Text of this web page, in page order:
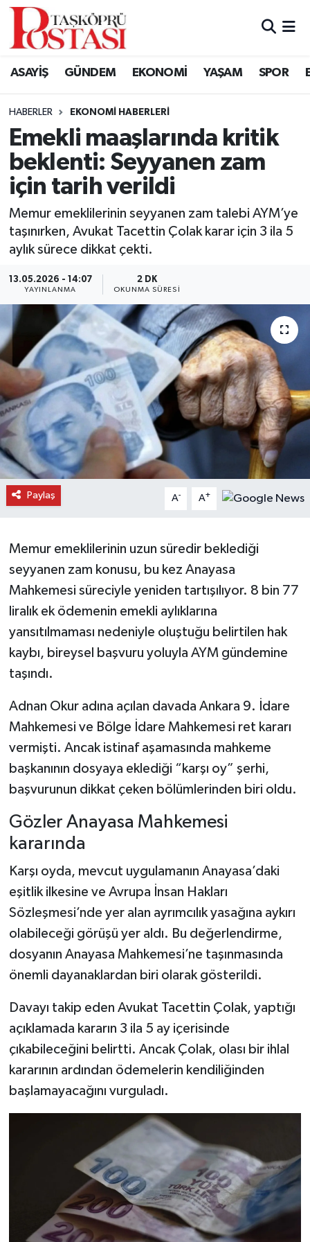
ASAYİŞ GÜNDEM EKONOMİ YAŞAM SPOR
HABERLER EKONOMI HABERLERI
Emekli maaşlarında kritik
beklenti: Seyyanen zam
için tarih verildi
Memur emeklilerinin seyyanen zam talebi AYM’ye
taşınırken, Avukat Tacettin Çolak karar için 3 ila 5
aylık sürece dikkat çekti.
13.05.2026 - 14:07
YAYINLANMA
2 DK
OKUNMA SÜRESI
Paylaş A- A+
Memur emeklilerinin uzun süredir beklediği
seyyanen zam konusu, bu kez Anayasa
Mahkemesi süreciyle yeniden tartışılıyor. 8 bin 77
liralık ek ödemenin emekli aylıklarına
yansıtılmaması nedeniyle oluştuğu belirtilen hak
kaybı, bireysel başvuru yoluyla AYM gündemine
taşındı.
Adnan Okur adına açılan davada Ankara 9. İdare
Mahkemesi ve Bölge İdare Mahkemesi ret kararı
vermişti. Ancak istinaf aşamasında mahkeme
başkanının dosyaya eklediği “karşı oy” şerhi,
başvurunun dikkat çeken bölümlerinden biri oldu.
Gözler Anayasa Mahkemesi
kararında
Karşı oyda, mevcut uygulamanın Anayasa’daki
eşitlik ilkesine ve Avrupa İnsan Hakları
Sözleşmesi’nde yer alan ayrımcılık yasağına aykırı
olabileceği görüşü yer aldı. Bu değerlendirme,
dosyanın Anayasa Mahkemesi’ne taşınmasında
önemli dayanaklardan biri olarak gösterildi.
Davayı takip eden Avukat Tacettin Çolak, yaptığı
açıklamada kararın 3 ila 5 ay içerisinde
çıkabileceğini belirtti. Ancak Çolak, olası bir ihlal
kararının ardından ödemelerin kendiliğinden
başlamayacağını vurguladı.
Kastamonu Vefat Edenler
Araç Haberleri
Azdavay Haberleri
Bozkurt Haberleri
Daday Haberleri
Devrekani Haberleri
Doğanyurt Haberleri
Hanönü Haberleri
İhsangazi Haberleri
Küre Haberleri
Merkez Haberleri
Pınarbaşı Haberleri
Şenpazar Haberleri
Taşköprü Haberleri
Karadeniz Haberleri
Ulusal Haberler
Teknoloji Haberleri
Dünya Haberleri
Yerel Haberler
Haber Arşivi